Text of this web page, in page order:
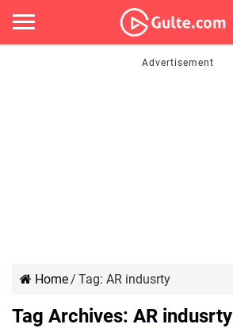
Home/ Tag: AR indusrty
Tag Archives: AR indusrty